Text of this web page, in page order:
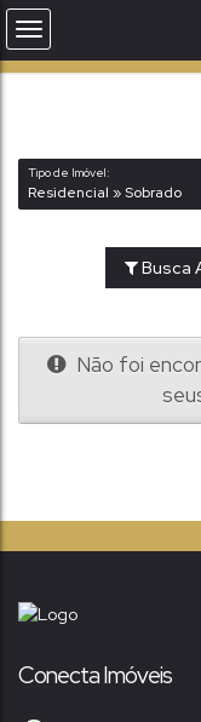
Tipo de Imóvel:
Residencial » Sobrado
Busca
Não foi
Conecta Imóveis